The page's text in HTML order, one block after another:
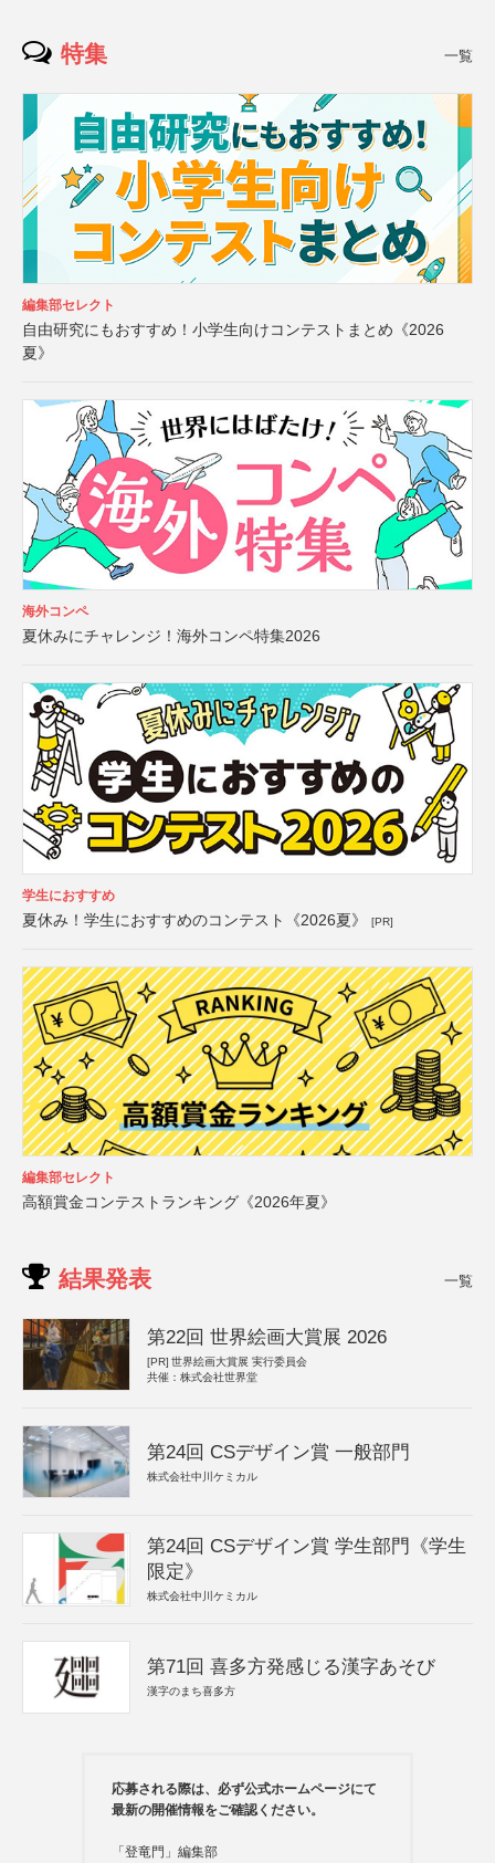
特集 一覧
編集部セレクト
自由研究にもおすすめ！小学生向けコンテストまとめ《2026
夏》
海外コンペ
夏休みにチャレンジ！海外コンペ特集2026
学生におすすめ
夏休み！学生におすすめのコンテスト《2026夏》 [PR]
編集部セレクト
高額賞金コンテストランキング《2026年夏》
結果発表 一覧
第22回 世界絵画大賞展 2026
[PR] 世界絵画大賞展 実行委員会
共催：株式会社世界堂
第24回 CSデザイン賞 一般部門
株式会社中川ケミカル
第24回 CSデザイン賞 学生部門《学生
限定》
株式会社中川ケミカル
第71回 喜多方発感じる漢字あそび
漢字のまち喜多方
応募される際は、必ず公式ホームページにて
最新の開催情報をご確認ください。
「登竜門」編集部